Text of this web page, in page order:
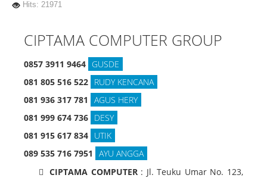
Training Staff IT
Hits: 21971
CIPTAMA COMPUTER GROUP
0857 3911 9464 GUSDE
081 805 516 522 RUDY KENCANA
081 936 317 781
AGUS HERY
081 999 674 736 DESY
081 915 617 834 UTIK
089 535 716 7951
AYU ANGGA
CIPTAMA COMPUTER: Jl. Teuku Umar No. 123,